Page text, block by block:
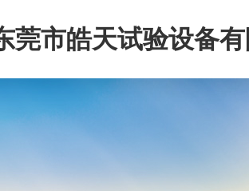
莞市皓天试验设备